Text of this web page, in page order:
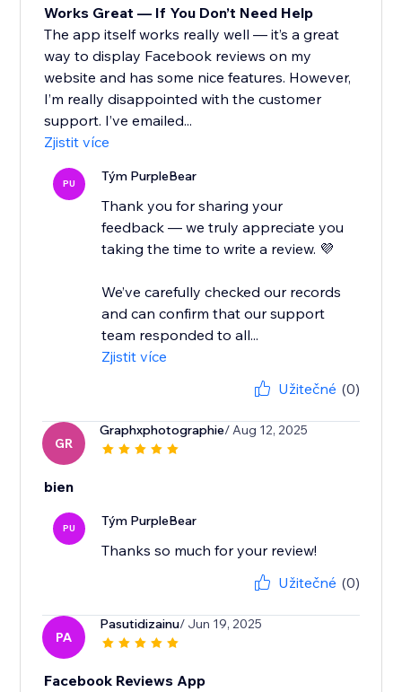
Works Great — If You Don’t Need Help
The app itself works really well — it’s a great
way to display Facebook reviews on my
website and has some nice features. However,
I’m really disappointed with the customer
support. I’ve emailed...
Zjistit více
PU Tým PurpleBear
Thank you for sharing your
feedback — we truly appreciate you
taking the time to write a review. 💜
We’ve carefully checked our records
and can confirm that our support
team responded to all...
Zjistit více
Užitečné (0)
GR
Graphxphotographie/ Aug 12, 2025
bien
PU Tým PurpleBear
Thanks so much for your review!
Užitečné (0)
PA
Pasutidizainu/ Jun 19, 2025
Facebook Reviews App